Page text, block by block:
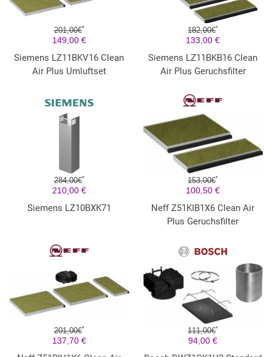
201,00€*
149,00 €
Siemens LZ11BKV16 Clean
Air Plus Umluftset
182,00€*
133,00 €
Siemens LZ11BKB16 Clean
Air Plus Geruchsfilter
284,00€*
210,00 €
Siemens LZ10BXK71
153,00€*
100,50 €
Neff Z51KIB1X6 Clean Air
Plus Geruchsfilter
201,00€*
137,70 €
111,00€*
94,00 €